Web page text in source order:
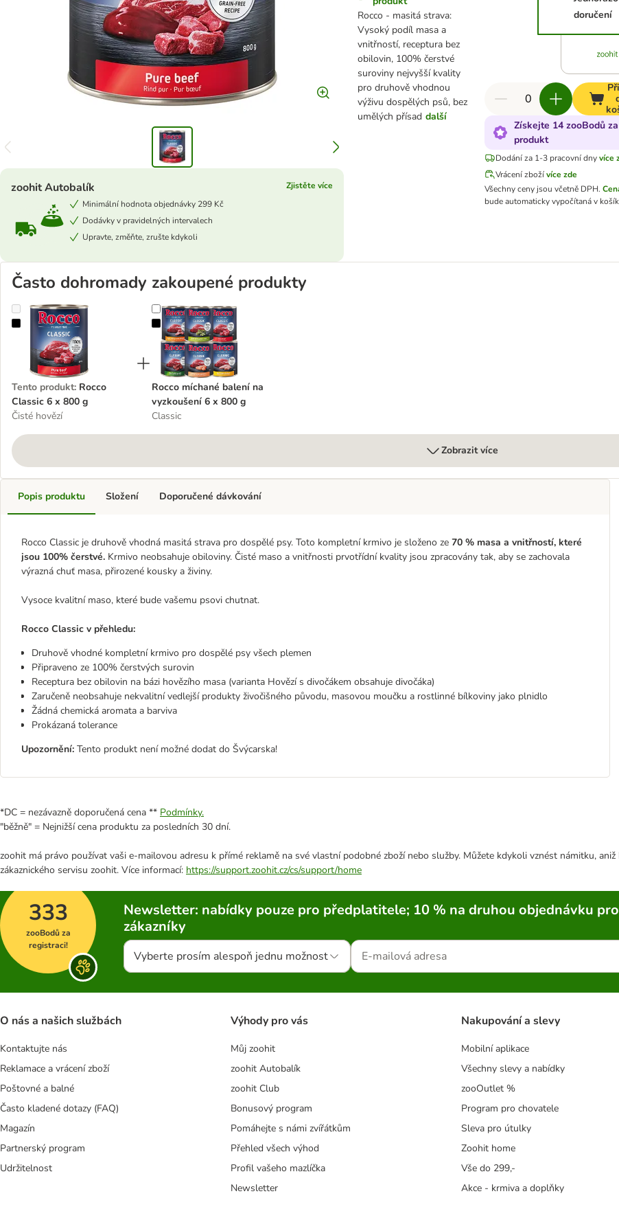
Rocco - masitá strava:
Vysoký podíl masa a
vnitřností, receptura bez
obilovin, 100% čerstvé
suroviny nejvyšší kvality
pro druhově vhodnou
výživu dospělých psů, bez
umělých přísad další
zoohit Autobalík
Zjistěte více
Minimální hodnota objednávky 299 Kč
Dodávky v pravidelných intervalech
Upravte, změňte, zrušte kdykoli
doručení
Získejte 14 zooBodů
produkt
Dodání za 1-3 pracovní dny více
Vrácení zbožívíce zde
Všechny ceny jsou včetně DPH.
bude automaticky vypočítaná v
Často dohromady zakoupené produkty
Rocco Classic 6 x 800 g
Tento produkt: Rocco
Classic 6 x 800 g
Čisté hovězí
Rocco míchané balení na vyzkoušení 6 x 800 g
Rocco míchané balení na
vyzkoušení 6 x 800 g
Classic
Zobrazit více
Popis produktu
Rocco Classic je druhově vhodná masitá strava pro dospělé psy. Toto kompletní krmivo je složeno ze 70 % masa a vnitřností, které
jsou 100% čerstvé. Krmivo neobsahuje obiloviny. Čisté maso a vnitřnosti prvotřídní kvality jsou zpracovány tak, aby se zachovala
výrazná chuť masa, přirozené kousky a živiny.
Vysoce kvalitní maso, které bude vašemu psovi chutnat.
Rocco Classic v přehledu:
Druhově vhodné kompletní krmivo pro dospělé psy všech plemen
Připraveno ze 100% čerstvých surovin
Receptura bez obilovin na bázi hovězího masa (varianta Hovězí s divočákem obsahuje divočáka)
Zaručeně neobsahuje nekvalitní vedlejší produkty živočišného původu, masovou moučku a rostlinné bílkoviny jako plnidlo
Žádná chemická aromata a barviva
Prokázaná tolerance
Upozornění: Tento produkt není možné dodat do Švýcarska!
Složení Doporučené dávkování
*DC = nezávazně doporučená cena ** Podmínky.
"běžně" = Nejnižší cena produktu za posledních 30 dní.
zoohit má právo používat vaši e-mailovou adresu k přímé reklamě na své vlastní podobné zboží nebo služby. Můžete kdykoli vznést námitku,
zákaznického servisu zoohit. Více informací: https://support.zoohit.cz/cs/support/home
333
zooBodů za
registraci!
Newsletter: nabídky pouze pro předplatitele; 10 % na druhou objednávku
zákazníky
Vyberte prosím alespoň jednu možnost
O nás a našich službách
Kontaktujte nás
Reklamace a vrácení zboží
Poštovné a balné
Často kladené dotazy (FAQ)
Magazín
Partnerský program
Udržitelnost
Výhody pro vás
Můj zoohit
zoohit Autobalík
zoohit Club
Bonusový program
Pomáhejte s námi zvířátkům
Přehled všech výhod
Profil vašeho mazlíčka
Newsletter
Nakupování a slevy
Mobilní aplikace
Všechny slevy a nabídky
zooOutlet %
Program pro chovatele
Sleva pro útulky
Zoohit home
Vše do 299,-
Akce - krmiva a doplňky